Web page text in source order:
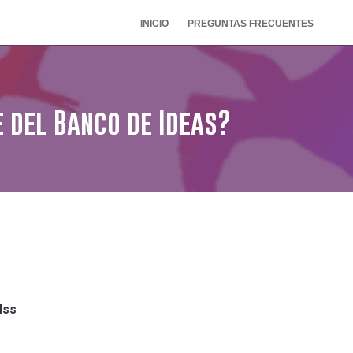
INICIO PREGUNTAS FRECUENTES
Banco de Ideas?